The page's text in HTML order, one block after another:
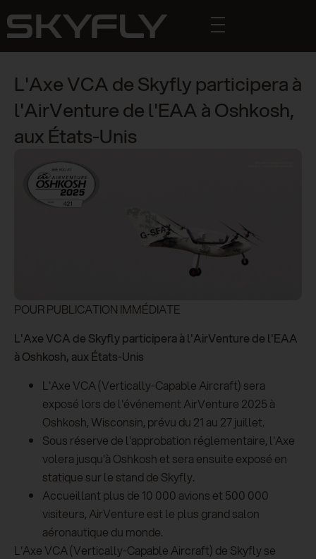
L'Axe VCA de Skyfly participera à
l'AirVenture de l'EAA à Oshkosh,
aux États-Unis
POUR PUBLICATION IMMÉDIATE
L'Axe VCA de Skyfly participera à l'AirVenture de l'EAA
à Oshkosh, aux États-Unis
L'Axe VCA (Vertically-Capable Aircraft) sera
exposé lors de l'événement AirVenture 2025 à
Oshkosh, Wisconsin, prévu du 21 au 27 juillet.
Sous réserve de l'approbation réglementaire, l'Axe
volera jusqu'à Oshkosh et sera ensuite exposé en
statique sur le stand de Skyfly.
Accueillant plus de 10 000 avions et 500 000
visiteurs, AirVenture est le plus grand salon
aéronautique du monde.
L'Axe VCA (Vertically-Capable Aircraft) de Skyfly se